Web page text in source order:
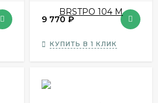
9 770₽
КУПИТЬ В 1 КЛИК